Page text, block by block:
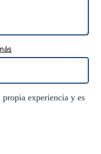
propia experiencia y es